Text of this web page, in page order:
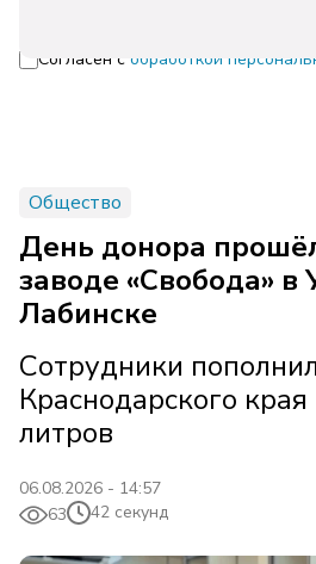
Согласен с обработкой
Общество
День донора
заводе «Свобода» в
Лабинске
Сотрудники
Краснодарского
литров
06.08.2026 - 14:57
63
42 секунд